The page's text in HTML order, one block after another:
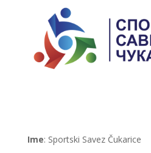
Ime: Sportski Savez Čukarice